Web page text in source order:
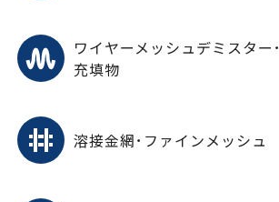
ワイヤーメッシュデミスター･
充填物
溶接金網･ファインメッシュ